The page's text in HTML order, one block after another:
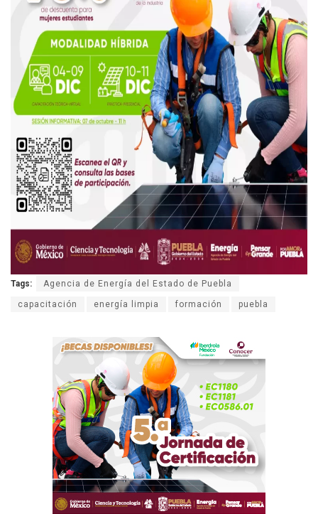
Tags: Agencia de Energía del Estado de Puebla
capacitación energía limpia formación puebla